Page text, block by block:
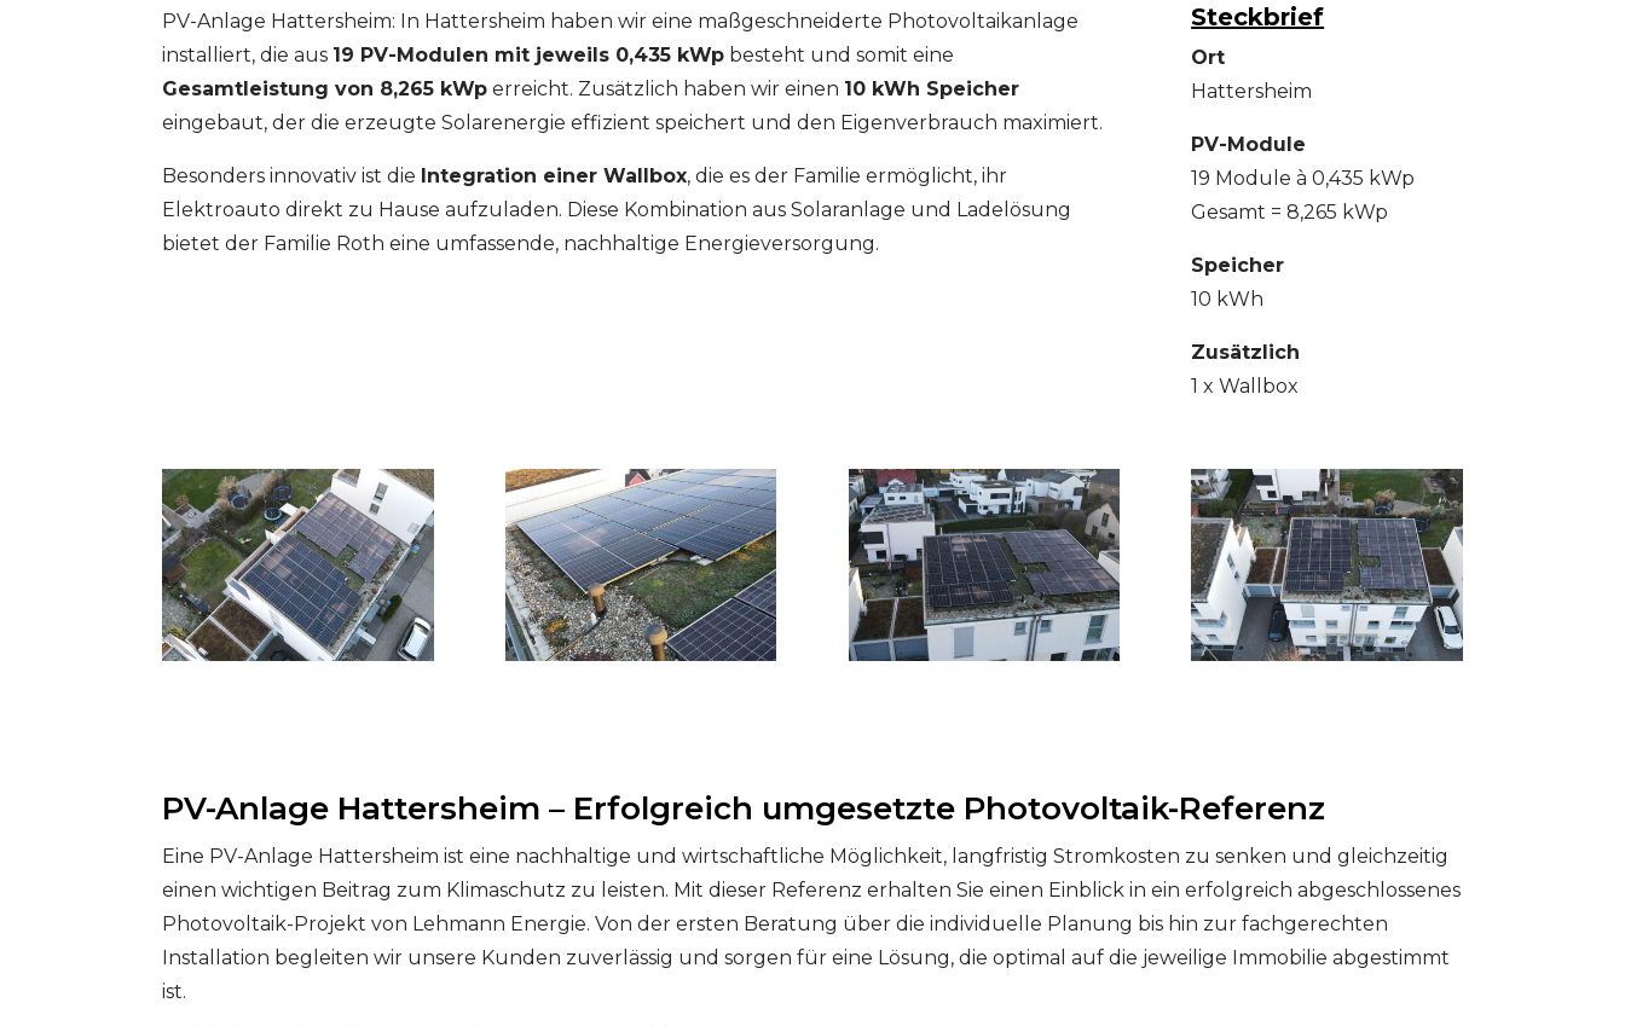
PV-Anlage Hattersheim: In Hattersheim haben wir eine maßgeschneiderte Photovoltaikanlage
installiert, die aus 19 PV-Modulen mit jeweils 0,435 kWp besteht und somit eine
Gesamtleistung von 8,265 kWp erreicht. Zusätzlich haben wir einen 10 kWh Speicher
eingebaut, der die erzeugte Solarenergie effizient speichert und den Eigenverbrauch maximiert.
Besonders innovativ ist die Integration einer Wallbox, die es der Familie ermöglicht, ihr
Elektroauto direkt zu Hause aufzuladen. Diese Kombination aus Solaranlage und Ladelösung
bietet der Familie Roth eine umfassende, nachhaltige Energieversorgung.
Steckbrief
Ort
Hattersheim
PV-Module
19 Module à 0,435 kWp
Gesamt = 8,265 kWp
Speicher
10 kWh
Zusätzlich
1 x Wallbox
PV-Anlage Hattersheim – Erfolgreich umgesetzte Photovoltaik-Referenz
Eine PV-Anlage Hattersheim ist eine nachhaltige und wirtschaftliche Möglichkeit, langfristig Stromkosten zu senken und gleichzeitig
einen wichtigen Beitrag zum Klimaschutz zu leisten. Mit dieser Referenz erhalten Sie einen Einblick in ein erfolgreich abgeschlossenes
Photovoltaik-Projekt von Lehmann Energie. Von der ersten Beratung über die individuelle Planung bis hin zur fachgerechten
Installation begleiten wir unsere Kunden zuverlässig und sorgen für eine Lösung, die optimal auf die jeweilige Immobilie abgestimmt
ist.